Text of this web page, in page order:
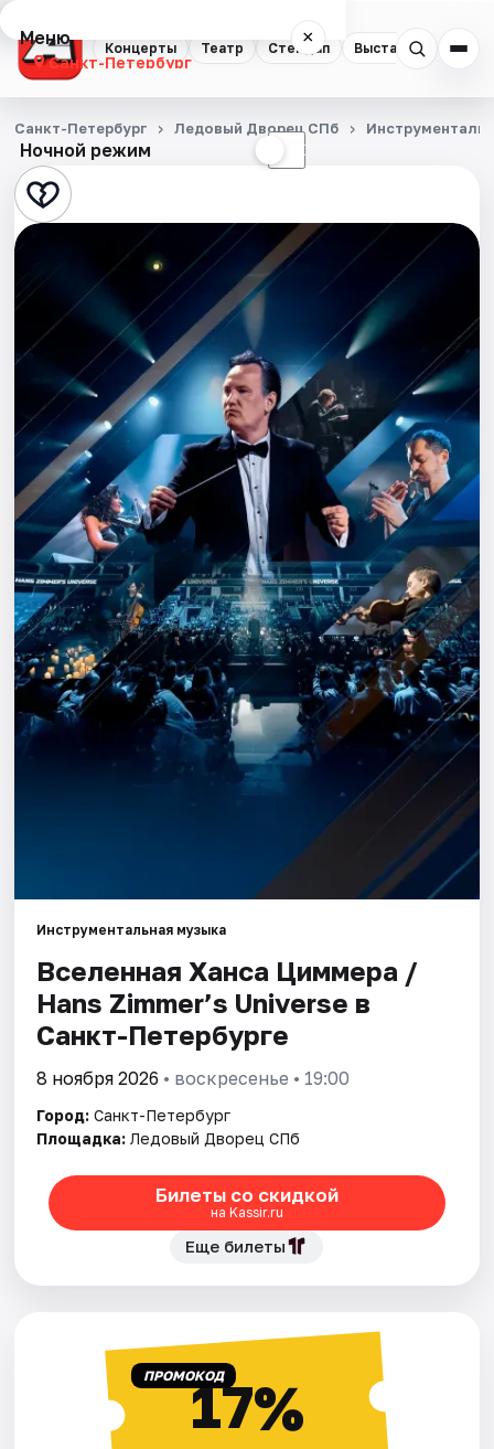
Концерты Театр Стендап Выставки
Меню ×
Санкт-Петербург
Концерты
Театр
Стендап
Выставки
Квесты
Экскурсии
Спорт
События
Города
Площадки
Артисты
Рейтинги
Ночной режим ☾
Санкт-Петербург Ледовый Дворец СПб
Инструментальная музыка
Вселенная Ханса Циммера /
Hans Zimmer’s Universe в
Санкт-Петербурге
8 ноября 2026 • воскресенье • 19:00
Город: Санкт-Петербург
Площадка: Ледовый Дворец СПб
Билеты со скидкой
на Kassir.ru
Еще билеты
ПРОМОКОД17%